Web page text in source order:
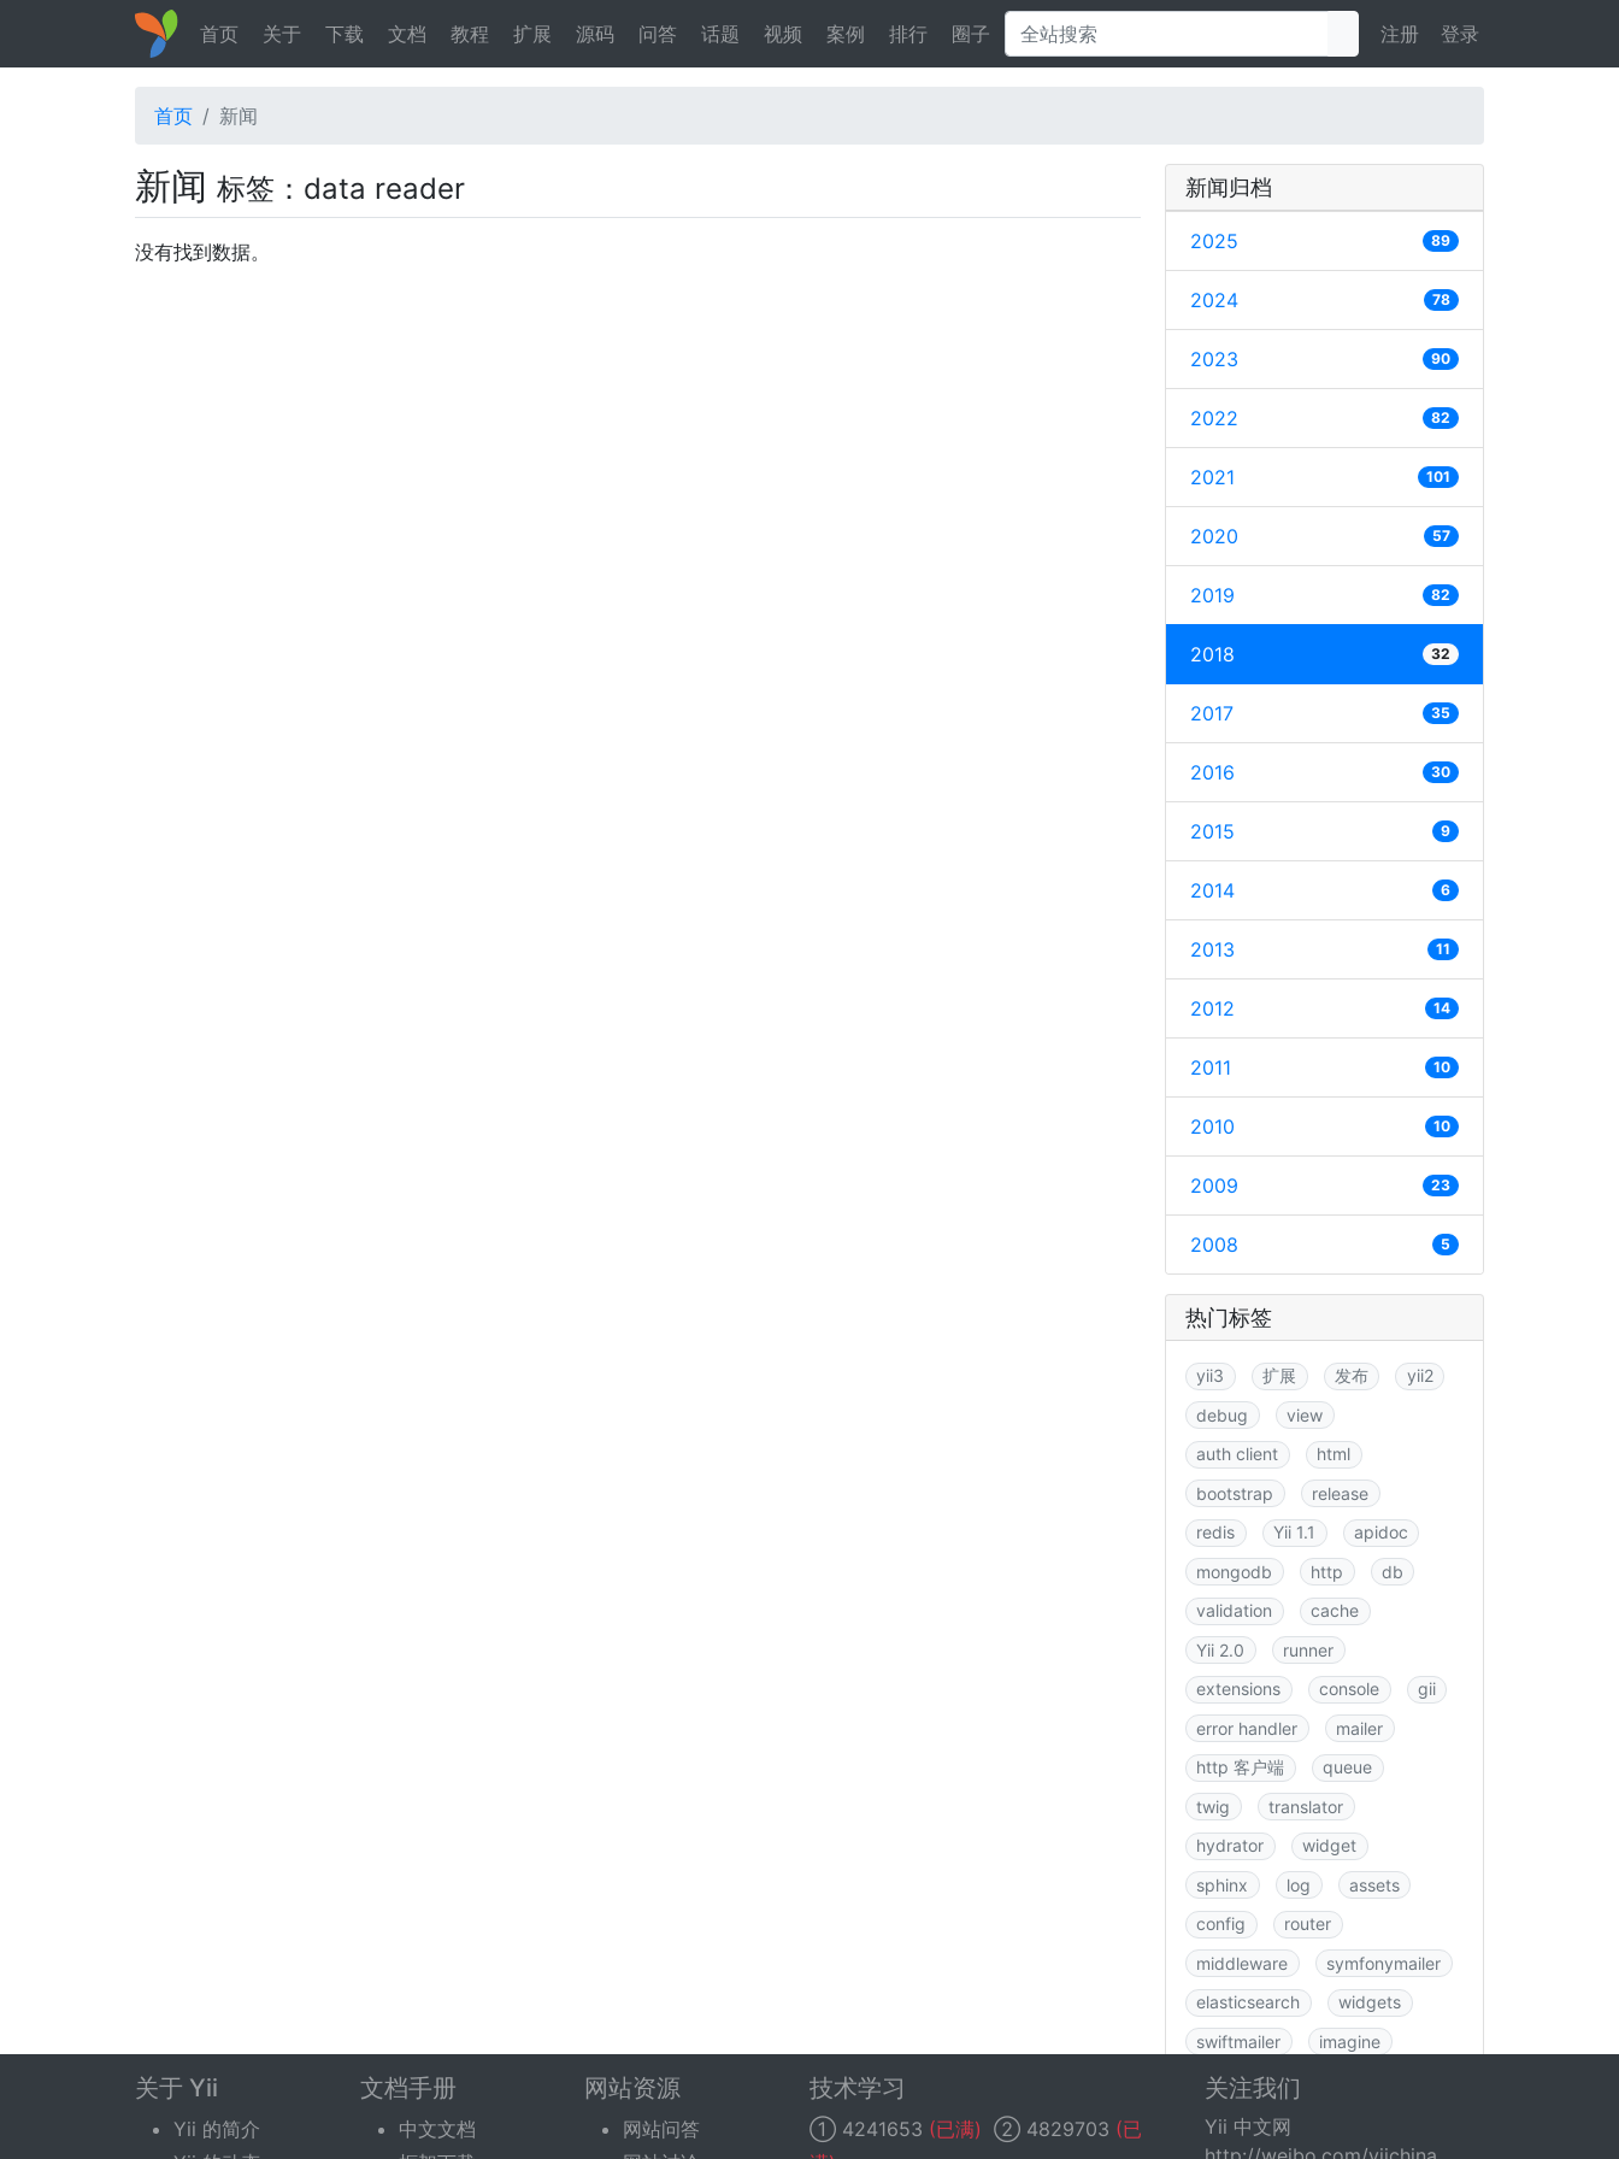
首页 关于 下载 文档 教程 扩展 源码 问答 话题 视频 案例 排行 圈子 注册 登录
首页 新闻
新闻 标签：data reader
没有找到数据。
新闻归档
2025 89
2024 78
2023 90
2022 82
2021 101
2020 57
2019 82
2018 32
2017 35
2016 30
2015 9
2014 6
2013 11
2012 14
2011 10
2010 10
2009 23
2008 5
热门标签
yii3 扩展 发布
yii2
debug
view
auth client
html
bootstrap
release
redis
Yii 1.1
apidoc
mongodb
http
db
validation
cache
Yii 2.0
runner
extensions
console
gii
error handler
mailer
http 客户端
queue
twig
translator
hydrator
widget
sphinx
log
assets
config
router
middleware
symfonymailer
elasticsearch
widgets
swiftmailer
imagine
图书
rbac
data
csrf
关于 Yii
Yii 的简介
文档手册
中文文档
网站资源
网站问答
技术学习
① 4241653 (已满) ② 4829703 (已
关注我们
Yii 中文网